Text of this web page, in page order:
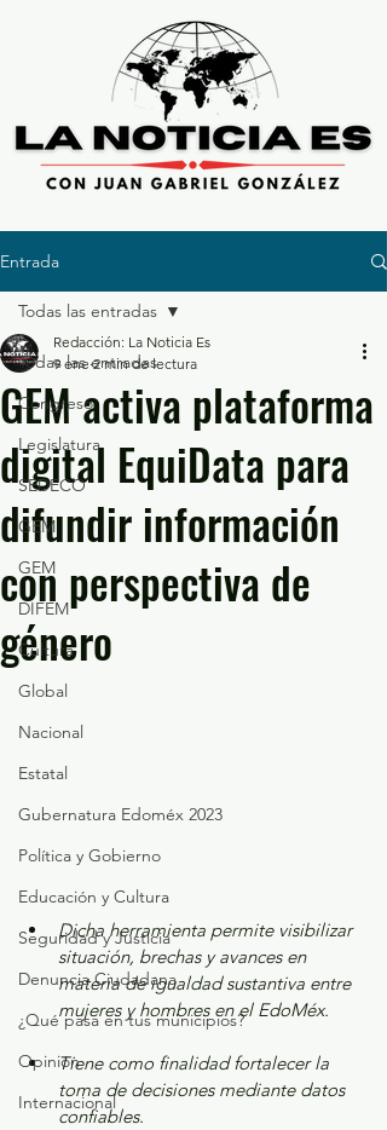
Entrada
Todas las entradas
Congreso
Legislatura
SEDECO
GEM
GEM
DIFEM
Cultura
Global
Nacional
Estatal
Gubernatura Edoméx 2023
Política y Gobierno
Educación y Cultura
Seguridad y Justicia
Denuncia Ciudadana
¿Qué pasa en tus municipios?
Opinión
Internacional
Todas las entradas
GEM activa plataforma
digital EquiData para
difundir información
con perspectiva de
género
Redacción: La Noticia Es
9 ene 2 min de lectura
Dicha herramienta permite visibilizar
situación, brechas y avances en
materia de igualdad sustantiva entre
mujeres y hombres en el EdoMéx.
Tiene como finalidad fortalecer la
toma de decisiones mediante datos
confiables.